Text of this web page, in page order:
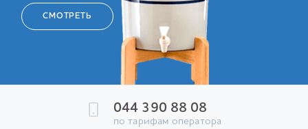
СМОТРЕТЬ
044 390 88 08
по тарифам оператора